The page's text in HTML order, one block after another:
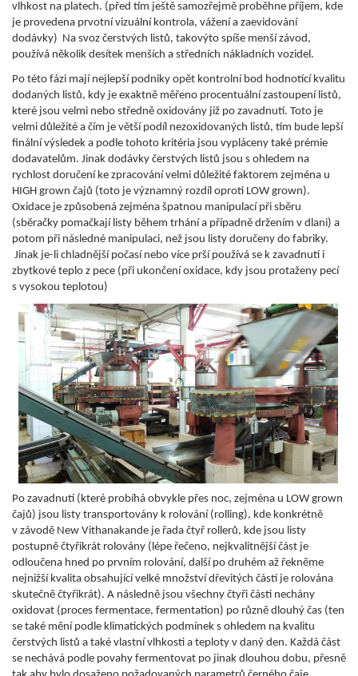
vlhkost na platech. (před tím ještě samozřejmě proběhne příjem, kde
je provedena prvotní vizuální kontrola, vážení a zaevidování
dodávky) Na svoz čerstvých listů, takovýto spíše menší závod,
používá několik desítek menších a středních nákladních vozidel.
Po této fázi mají nejlepší podniky opět kontrolní bod hodnotící kvalitu
dodaných listů, kdy je exaktně měřeno procentuální zastoupení listů,
které jsou velmi nebo středně oxidovány již po zavadnutí. Toto je
velmi důležité a čím je větší podíl nezoxidovaných listů, tím bude lepší
finální výsledek a podle tohoto kritéria jsou vypláceny také prémie
dodavatelům. Jinak dodávky čerstvých listů jsou s ohledem na
rychlost doručení ke zpracování velmi důležité faktorem zejména u
HIGH grown čajů (toto je významný rozdíl oproti LOW grown).
Oxidace je způsobená zejména špatnou manipulací při sběru
(sběračky pomačkají listy během trhání a případně držením v dlani) a
potom při následné manipulaci, než jsou listy doručeny do fabriky.
Jinak je-li chladnější počasí nebo více prší používá se k zavadnutí i
zbytkové teplo z pece (při ukončení oxidace, kdy jsou protaženy pecí
s vysokou teplotou)
Po zavadnutí (které probíhá obvykle přes noc, zejména u LOW grown
čajů) jsou listy transportovány k rolování (rolling), kde konkrétně
v závodě New Vithanakande je řada čtyř rollerů, kde jsou listy
postupně čtyřikrát rolovány (lépe řečeno, nejkvalitnější část je
odloučena hned po prvním rolování, další po druhém až řekněme
nejnižší kvalita obsahující velké množství dřevitých částí je rolována
skutečně čtyřikrát). A následně jsou všechny čtyři části nechány
oxidovat (proces fermentace, fermentation) po různě dlouhý čas (ten
se také mění podle klimatických podmínek s ohledem na kvalitu
čerstvých listů a také vlastní vlhkosti a teploty v daný den. Každá část
se nechává podle povahy fermentovat po jinak dlouhou dobu, přesně